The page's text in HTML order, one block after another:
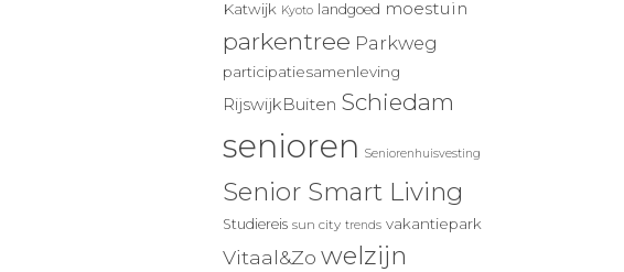
Katwijk Kyoto landgoed moestuin
parkentree Parkweg
participatiesamenleving
RijswijkBuiten Schiedam
senioren Seniorenhuisvesting
Senior Smart Living
Studiereis sun city trends vakantiepark
Vitaal&Zo welzijn